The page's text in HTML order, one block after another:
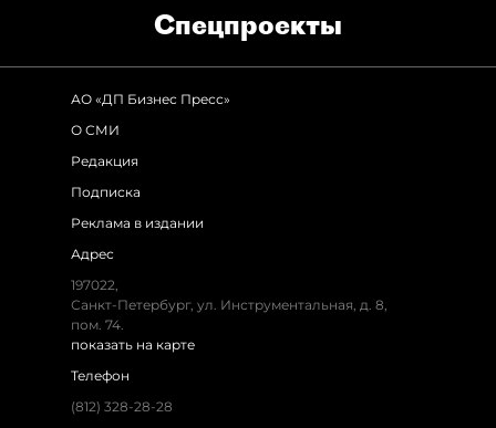
Спец­проекты
АО «ДП Бизнес Пресс»
О СМИ
Редакция
Подписка
Реклама в издании
Адрес
197022,
Санкт-Петербург, ул. Инструментальная, д. 8,
пом. 74.
показать на карте
Телефон
(812) 328-28-28